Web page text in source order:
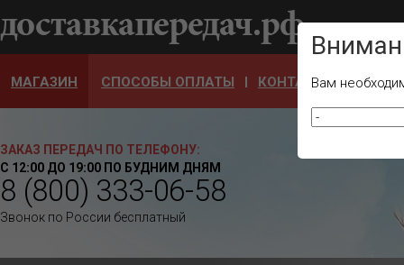
Ваш
МАГАЗИН СПОСОБЫ ОПЛАТЫ КОНТАКТЫ
ЗАКАЗ ПЕРЕДАЧ ПО ТЕЛЕФОНУ:
С 12:00 ДО 19:00 ПО БУДНИМ ДНЯМ
8 (800) 333-06-58
Звонок по России бесплатный
Вам